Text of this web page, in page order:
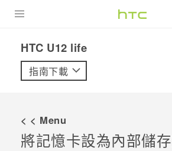
VIVE
配件
HTC U12 life‎
指南下載
< < Menu
將記憶卡設為內部儲